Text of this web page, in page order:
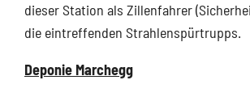
dieser Station als Zillenfahrer
die eintreffenden Strahlenspürtrupps.
Deponie Marchegg